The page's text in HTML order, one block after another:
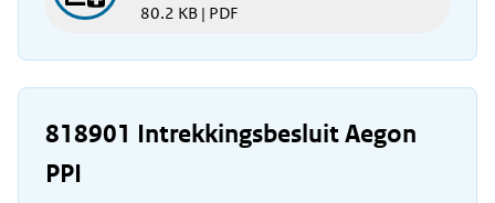
80.2 KB | PDF
818901 Intrekkingsbesluit Aegon
PPI